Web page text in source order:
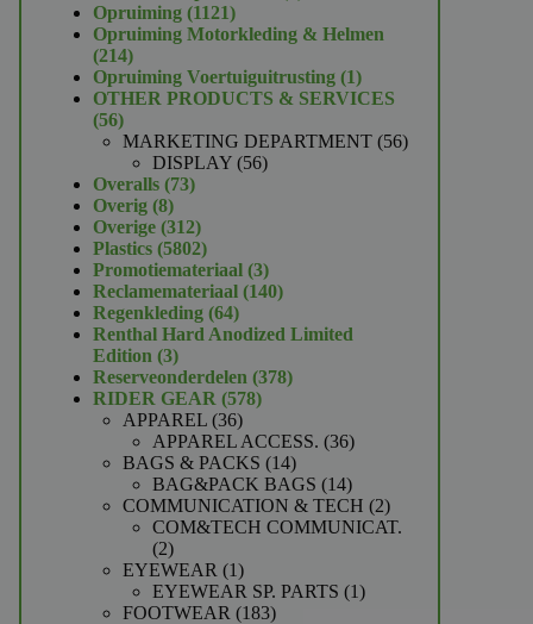
Opruiming 11211121
producten
Opruiming Motorkleding & Helmen
214214
producten
Opruiming Voertuiguitrusting 11
product
OTHER PRODUCTS & SERVICES
5656
producten
MARKETING DEPARTMENT 5656
DISPLAY 5656
Overalls 7373
Overig 88
producten
Overige 312312
producten
Plastics 58025802
producten
Promotiemateriaal 33
producten
Reclamemateriaal 140140
Regenkleding 6464
producten
Renthal Hard Anodized Limited
Edition 33
producten
Reserveonderdelen 378378
RIDER GEAR 578578
APPAREL 3636
producten
APPAREL ACCESS. 3636
BAGS & PACKS 1414
producten
BAG&PACK BAGS 1414
producten
COMMUNICATION & TECH 22
producten
COM&TECH COMMUNICAT.
22
producten
EYEWEAR 11
product
EYEWEAR SP. PARTS 11
FOOTWEAR 183183